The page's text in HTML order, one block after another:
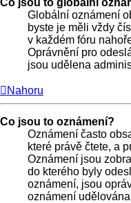
Globální oznámení
byste je měli vždy
v každém fóru
Oprávnění pro
jsou udělena
Nahoru
Co jsou to oznámení?
Oznámení často
které právě čtete, a
Oznámení jsou
do kterého byly
oznámení, jsou
oznámení